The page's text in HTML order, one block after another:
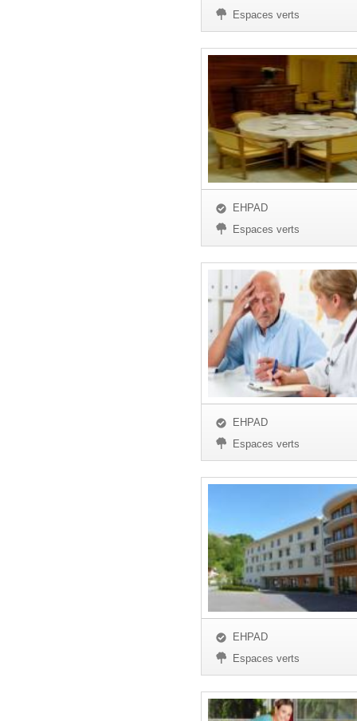
Espaces verts
EHPAD
Espaces verts
EHPAD
Espaces verts
EHPAD
Espaces verts